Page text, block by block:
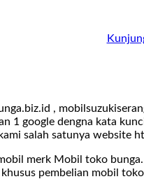
,
1 google dengna kata
salah satunya website
merk Mobil toko bunga.
pembelian mobil